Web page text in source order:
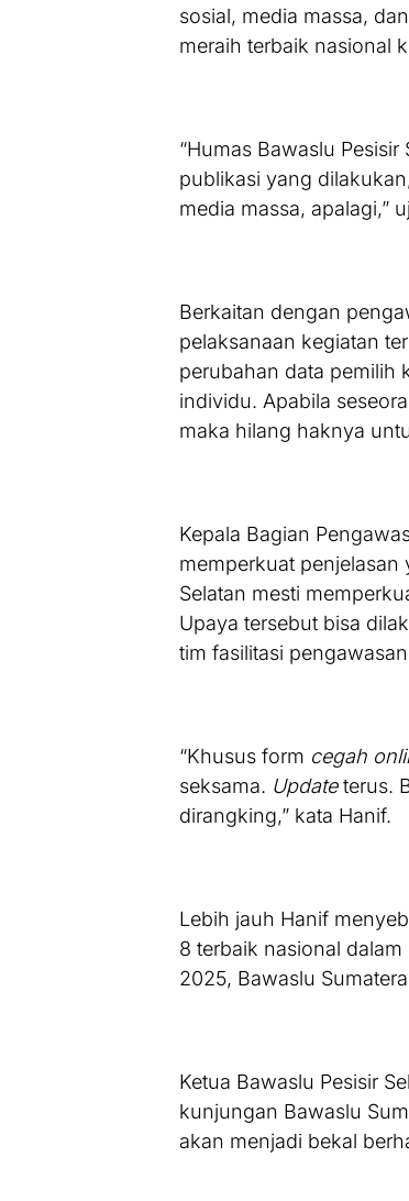
sosial, media massa,
meraih terbaik nasional
“Humas Bawaslu
publikasi yang
media massa, apalagi,”
Berkaitan dengan
pelaksanaan kegiatan
perubahan data pemilih
individu. Apabila
maka hilang haknya
Kepala Bagian
memperkuat penjelasan
Selatan mesti
Upaya tersebut bisa
tim fasilitasi
“Khusus form cegah
seksama. Updateterus.
dirangking,” kata Hanif.
Lebih jauh Hanif
8 terbaik nasional
2025, Bawaslu
Ketua Bawaslu Pesisir
kunjungan Bawaslu
akan menjadi bekal